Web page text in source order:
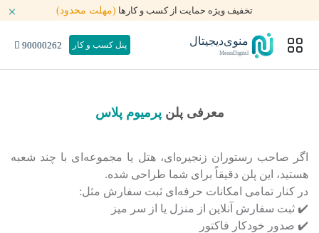
تخفیف ویژه حمایت از کسب و کارها (مهلت محدود)
منوی‌دیجیتال
MenuDigital
پنل کسب و کار 90000262
معرفی پلنپرمیوم پلاس
اگر صاحب رستوران زنجیره‌ای، هتل یا مجموعه‌ای با چند شعبه
هستید، این پلن دقیقاً برای شما طراحی شده.
در کنار تمامی امکانات حرفه‌ای ثبت سفارش مثل:
✔️ ثبت سفارش آنلاین از منزل یا از سر میز
✔️ صدور خودکار فاکتور